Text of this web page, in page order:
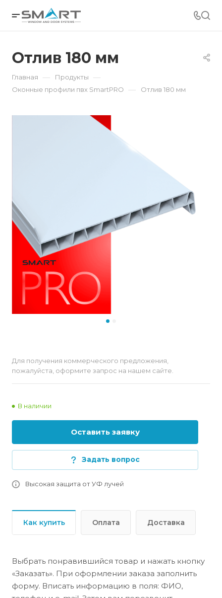
Отлив 180 мм
Главная — Продукты —
Оконные профили пвх SmartPRO — Отлив 180 мм
Для получения коммерческого предложения,
пожалуйста, оформите запрос на нашем сайте.
В наличии
Оставить заявку
Задать вопрос
Высокая защита от УФ лучей
Как купить Оплата Доставка
Выбрать понравившийся товар и нажать кнопку
«Заказать». При оформлении заказа заполнить
форму. Вписать информацию в поля: ФИО,